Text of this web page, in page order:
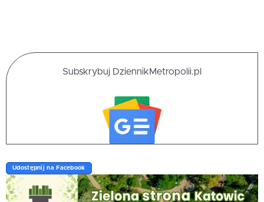
Subskrybuj DziennikMetropolii.pl
Udostępnij na Facebook